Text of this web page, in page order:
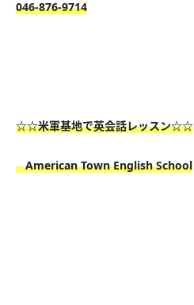
046-876-9714
☆☆米軍基地で英会話レッスン☆☆
American Town English School